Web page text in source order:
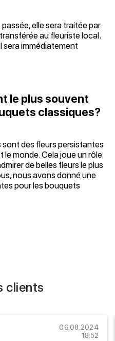
elle sera traitée par
au fleuriste local.
sera immédiatement
le plus souvent
classiques?
des fleurs persistantes
monde. Cela joue un rôle
de belles fleurs le plus
nous avons donné une
pour les bouquets
clients
06.08.2024
18:52